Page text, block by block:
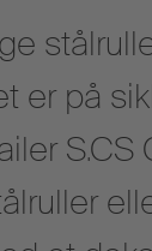
er på